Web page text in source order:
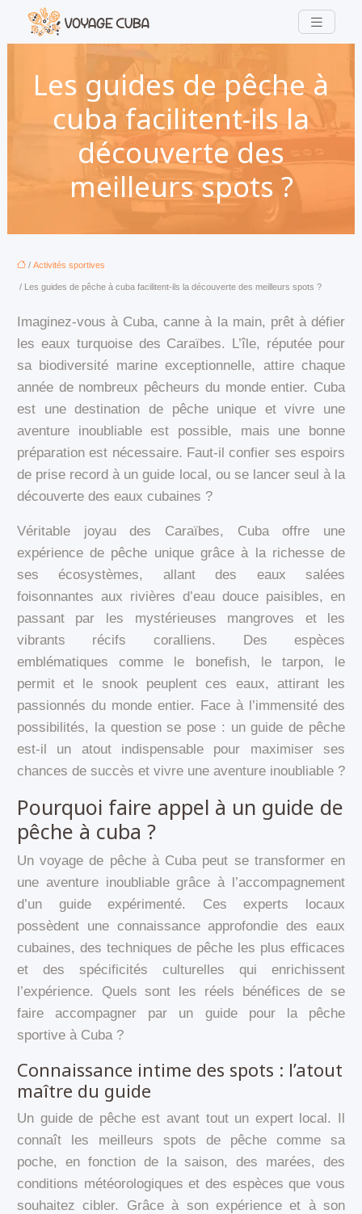
Les guides de pêche à
cuba facilitent-ils la
découverte des
meilleurs spots ?
/ Activités sportives
/ Les guides de pêche à cuba facilitent-ils la découverte des meilleurs spots ?
Imaginez-vous à Cuba, canne à la main, prêt à défier
les eaux turquoise des Caraïbes. L’île, réputée pour
sa biodiversité marine exceptionnelle, attire chaque
année de nombreux pêcheurs du monde entier. Cuba
est une destination de pêche unique et vivre une
aventure inoubliable est possible, mais une bonne
préparation est nécessaire. Faut-il confier ses espoirs
de prise record à un guide local, ou se lancer seul à la
découverte des eaux cubaines ?
Véritable joyau des Caraïbes, Cuba offre une
expérience de pêche unique grâce à la richesse de
ses écosystèmes, allant des eaux salées
foisonnantes aux rivières d’eau douce paisibles, en
passant par les mystérieuses mangroves et les
vibrants récifs coralliens. Des espèces
emblématiques comme le bonefish, le tarpon, le
permit et le snook peuplent ces eaux, attirant les
passionnés du monde entier. Face à l’immensité des
possibilités, la question se pose : un guide de pêche
est-il un atout indispensable pour maximiser ses
chances de succès et vivre une aventure inoubliable ?
Pourquoi faire appel à un guide de
pêche à cuba ?
Un voyage de pêche à Cuba peut se transformer en
une aventure inoubliable grâce à l’accompagnement
d’un guide expérimenté. Ces experts locaux
possèdent une connaissance approfondie des eaux
cubaines, des techniques de pêche les plus efficaces
et des spécificités culturelles qui enrichissent
l’expérience. Quels sont les réels bénéfices de se
faire accompagner par un guide pour la pêche
sportive à Cuba ?
Connaissance intime des spots : l’atout
maître du guide
Un guide de pêche est avant tout un expert local. Il
connaît les meilleurs spots de pêche comme sa
poche, en fonction de la saison, des marées, des
conditions météorologiques et des espèces que vous
souhaitez cibler. Grâce à son expérience et à son